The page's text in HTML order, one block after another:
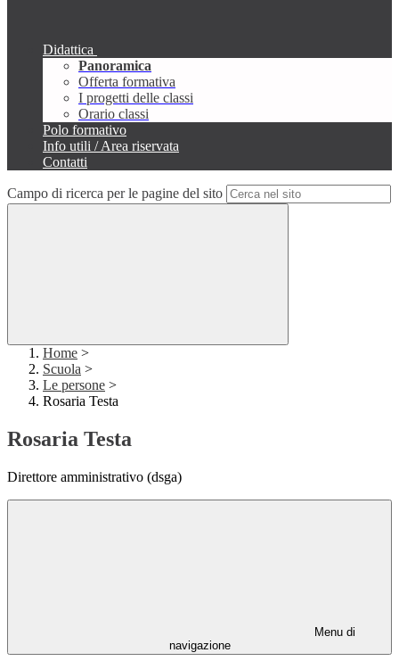
Didattica
Panoramica
Offerta formativa
I progetti delle classi
Orario classi
Polo formativo
Info utili / Area riservata
Contatti
Campo di ricerca per le pagine del sito
Home >
Scuola >
Le persone >
Rosaria Testa
Rosaria Testa
Direttore amministrativo (dsga)
Menu di
navigazione